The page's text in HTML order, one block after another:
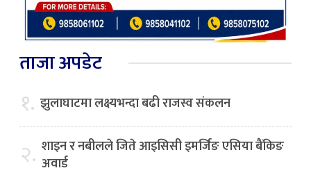
ताजा अपडेट
१. झुलाघाटमा लक्ष्यभन्दा बढी राजस्व संकलन
२. शाइन र नबीलले जिते आइसिसी इमर्जिङ एसिया बैंकिङ
अवार्ड